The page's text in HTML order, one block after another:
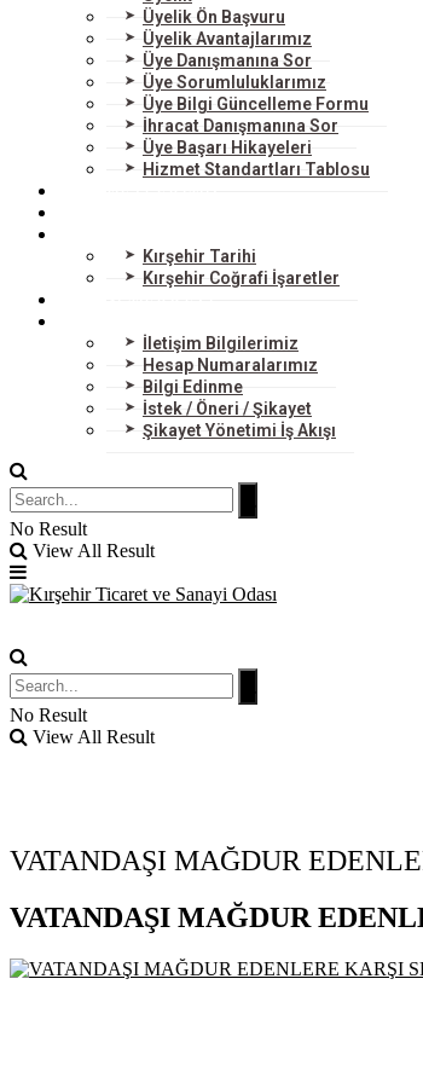
Üyelik Ön Başvuru
Üyelik Avantajlarımız
Üye Danışmanına Sor
Üye Sorumluluklarımız
Üye Bilgi Güncelleme Formu
İhracat Danışmanına Sor
Üye Başarı Hikayeleri
Hizmet Standartları Tablosu
Kırşehir Tarihi
Kırşehir Coğrafi İşaretler
İletişim Bilgilerimiz
Hesap Numaralarımız
Bilgi Edinme
İstek / Öneri / Şikayet
Şikayet Yönetimi İş Akışı
No Result
View All Result
No Result
View All Result
VATANDAŞI MAĞDUR
VATANDAŞI MAĞDUR